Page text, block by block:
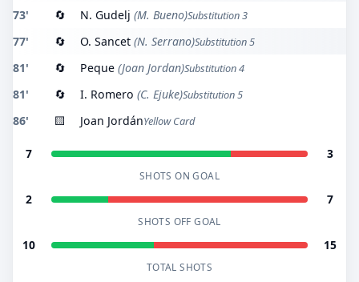
73' 🔄 N. Gudelj (M. Bueno)Substitution 3
77' 🔄 O. Sancet (N. Serrano)Substitution 5
81' 🔄 Peque (Joan Jordan)Substitution 4
81' 🔄 I. Romero (C. Ejuke)Substitution 5
86' 🟨 Joan JordánYellow Card
7 3
SHOTS ON GOAL
2 7
SHOTS OFF GOAL
10 15
TOTAL SHOTS